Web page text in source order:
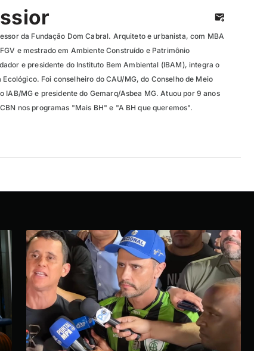
da Fundação Dom Cabral. Arquiteto e urbanista, com MBA
e mestrado em Ambiente Construído e Patrimônio
e presidente do Instituto Bem Ambiental (IBAM), integra o
Foi conselheiro do CAU/MG, do Conselho de Meio
IAB/MG e presidente do Gemarq/Asbea MG. Atuou por 9 anos
nos programas "Mais BH" e "A BH que queremos".